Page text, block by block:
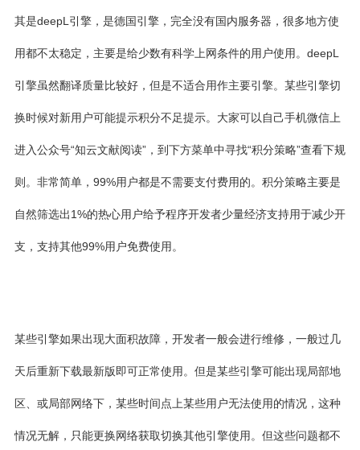
其是deepL引擎，是德国引擎，完全没有国内服务器，很多地方使
用都不太稳定，主要是给少数有科学上网条件的用户使用。deepL
引擎虽然翻译质量比较好，但是不适合用作主要引擎。某些引擎切
换时候对新用户可能提示积分不足提示。大家可以自己手机微信上
进入公众号“知云文献阅读”，到下方菜单中寻找“积分策略”查看下规
则。非常简单，99%用户都是不需要支付费用的。积分策略主要是
自然筛选出1%的热心用户给予程序开发者少量经济支持用于减少开
支，支持其他99%用户免费使用。
某些引擎如果出现大面积故障，开发者一般会进行维修，一般过几
天后重新下载最新版即可正常使用。但是某些引擎可能出现局部地
区、或局部网络下，某些时间点上某些用户无法使用的情况，这种
情况无解，只能更换网络获取切换其他引擎使用。但这些问题都不